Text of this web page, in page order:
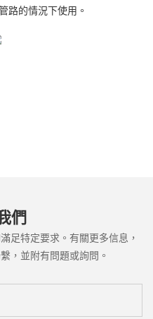
路的情況下使用。
們
足特定要求。有關更多信息，
，並附有問題或詢問。